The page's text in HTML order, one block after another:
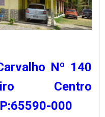
Nº 140
Centro
000